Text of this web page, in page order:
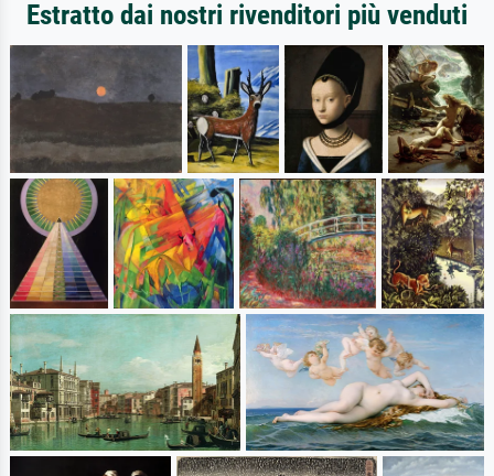
Estratto dai nostri rivenditori più venduti